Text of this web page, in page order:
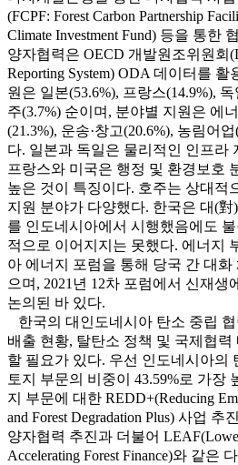
(FCPF: Forest Carbon Partnership
Climate Investment Fund) 등을 통한
양자협력은 OECD 개발원조위원회
Reporting System) ODA 데이터를 활
원은 일본(53.6%), 프랑스(14.9%),
주(3.7%) 순이며, 분야별 지원은 에
(21.3%), 운송·창고(20.6%), 농림어
다. 일본과 독일은 물리적인 인프라
프랑스와 미국은 행정 및 환경보호
높은 것이 특징이다. 호주는 상대적
지원 분야가 다양했다. 한국은 대(
를 인도네시아에서 시행했음에도
적으로 이어지지는 못했다. 에너지
아 에너지 포럼을 통해 당국 간 대
으며, 2021년 12차 포럼에서 신재생
논의된 바 있다.
한국의 대인도네시아 탄소 중립
배출 현황, 탈탄소 정책 및 국제협
할 필요가 있다. 우선 인도네시아의
토지 부문의 비중이 43.59%로 가장
지 부문에 대한 REDD+(Reducing
and Forest Degradation Plus) 사업 추
양자협력 추진과 더불어
Accelerating Forest Finance)와 같은